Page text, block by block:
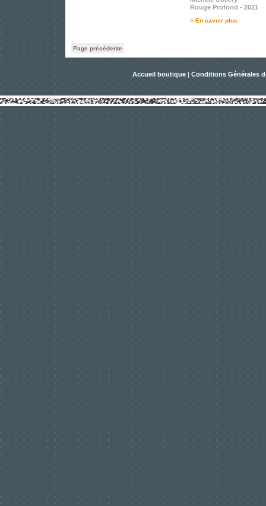
Rouge Profond - 2021
> En savoir plus
Page précédente
Accueil boutique | Conditions Générales